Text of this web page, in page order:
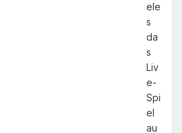
ele
s
da
s
Liv
e-
Spi
el
au